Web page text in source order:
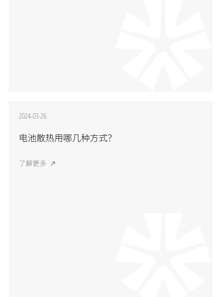
2024-03-26
电池散热用哪几种方式？
了解更多